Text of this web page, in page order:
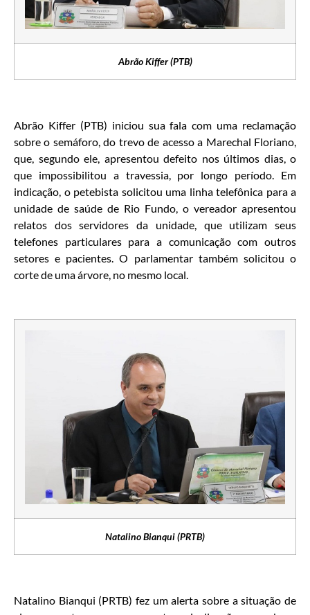
Abrão Kiffer (PTB)
Abrão Kiffer (PTB) iniciou sua fala com uma reclamação
sobre o semáforo, do trevo de acesso a Marechal Floriano,
que, segundo ele, apresentou defeito nos últimos dias, o
que impossibilitou a travessia, por longo período. Em
indicação, o petebista solicitou uma linha telefônica para a
unidade de saúde de Rio Fundo, o vereador apresentou
relatos dos servidores da unidade, que utilizam seus
telefones particulares para a comunicação com outros
setores e pacientes. O parlamentar também solicitou o
corte de uma árvore, no mesmo local.
Natalino Bianqui (PRTB)
Natalino Bianqui (PRTB) fez um alerta sobre a situação de